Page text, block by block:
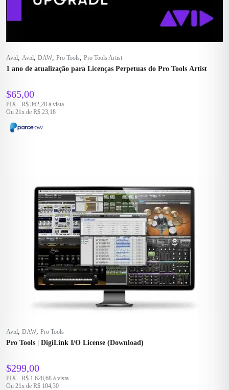
Avid, Avid, DAW, Pro Tools, Pro Tools Artist
1 ano de atualização para Licenças Perpetuas do Pro Tools Artist
$65,00
PIX - R$ 362,28 à vista
Ou 21x de R$ 23,18
Avid DAW Pro Tools
Pro Tools | DigiLink I/O License (Download)
$299,00
PIX - R$ 1.628,68 à vista
Ou 21x de R$ 104,30